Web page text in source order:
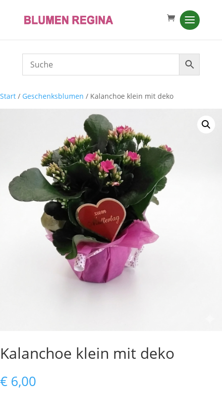
Start / Geschenksblumen / Kalanchoe klein mit deko
Kalanchoe klein mit deko
€ 6,00